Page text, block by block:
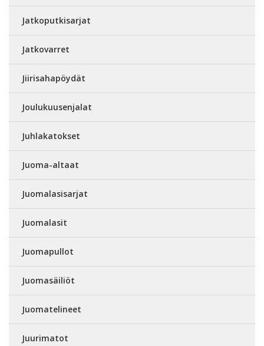
Jatkoputkisarjat
Jatkovarret
Jiirisahapöydät
Joulukuusenjalat
Juhlakatokset
Juoma-altaat
Juomalasisarjat
Juomalasit
Juomapullot
Juomasäiliöt
Juomatelineet
Juurimatot